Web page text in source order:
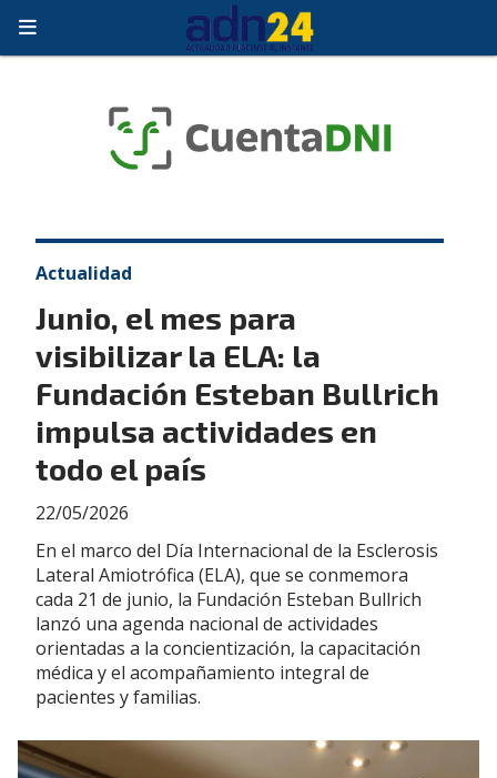
Junio, el mes para
visibilizar la ELA: la
Fundación Esteban Bullrich
impulsa actividades en
todo el país
En el marco del Día Internacional de la Esclerosis
Lateral Amiotrófica (ELA), que se conmemora
cada 21 de junio, la Fundación Esteban Bullrich
lanzó una agenda nacional de actividades
orientadas a la concientización, la capacitación
médica y el acompañamiento integral de
pacientes y familias.
Actualidad
22/05/2026